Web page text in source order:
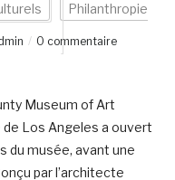
Philanthropie
0 commentaire
Museum of Art
de Los Angeles a ouvert
du musée, avant une
par l’architecte